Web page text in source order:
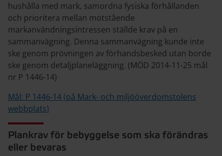
hushålla med mark, samordna fysiska förhållanden
och prioritera mellan motstående
markanvändningsintressen ställde krav på en
sammanvägning. Denna sammanvägning kunde inte
ske genom prövningen av förhandsbesked utan borde
ske genom detaljplaneläggning. (MÖD 2014-11-25 mål
nr P 1446-14)
Mål: P 1446-14 (på Mark- och miljööverdomstolens
webbplats)
Plankrav för bebyggelse som ska förändras
eller bevaras